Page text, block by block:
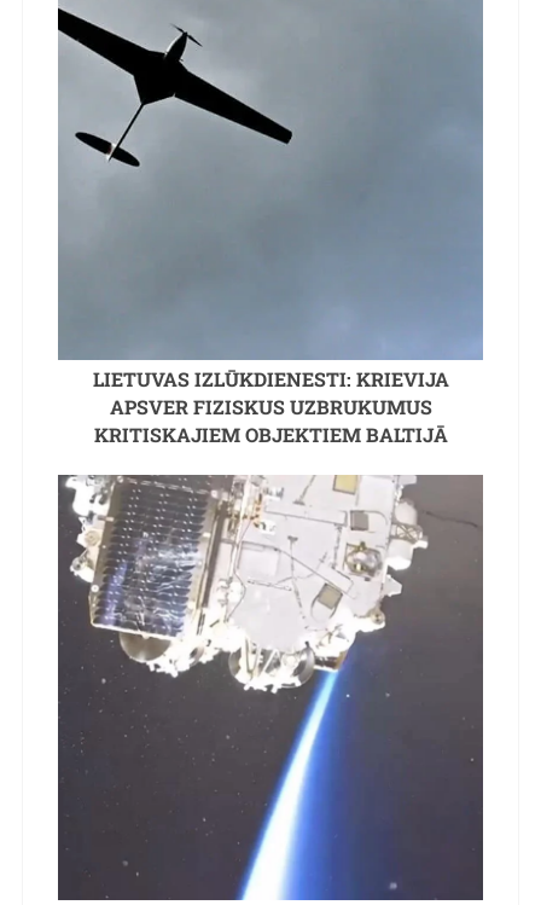
LIETUVAS IZLŪKDIENESTI: KRIEVIJA
APSVER FIZISKUS UZBRUKUMUS
KRITISKAJIEM OBJEKTIEM BALTIJĀ